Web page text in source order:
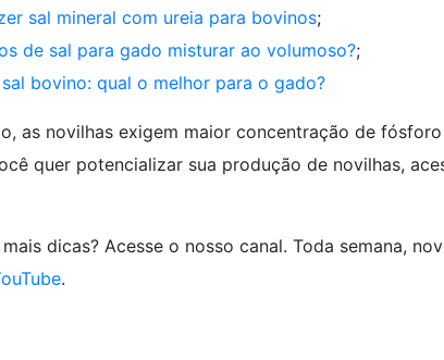
sal mineral com ureia para bovinos;
de sal para gado misturar ao volumoso?;
bovino: qual o melhor para o gado?
as novilhas exigem maior concentração de
quer potencializar sua produção de novilhas,
mais dicas? Acesse o nosso canal. Toda semana,
.